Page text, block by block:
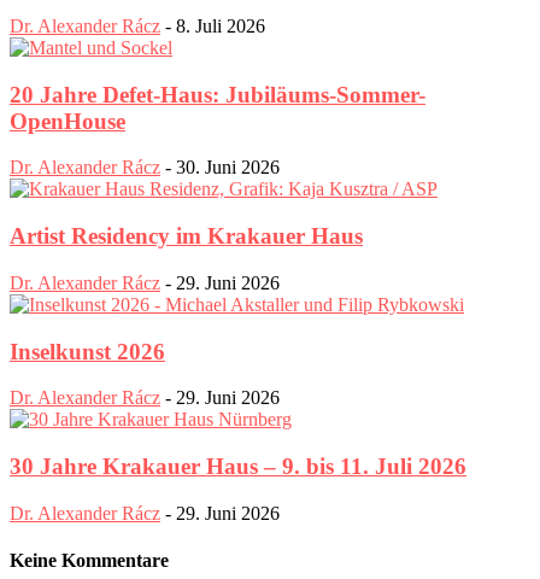
Dr. Alexander Rácz - 8. Juli 2026
20 Jahre Defet-Haus: Jubiläums-Sommer-
OpenHouse
Dr. Alexander Rácz - 30. Juni 2026
Artist Residency im Krakauer Haus
Dr. Alexander Rácz - 29. Juni 2026
Inselkunst 2026
Dr. Alexander Rácz - 29. Juni 2026
30 Jahre Krakauer Haus – 9. bis 11. Juli 2026
Dr. Alexander Rácz - 29. Juni 2026
Keine Kommentare